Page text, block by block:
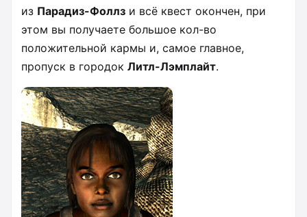
из Парадиз-Фоллз и всё квест окончен, при
этом вы получаете большое кол-во
положительной кармы и, самое главное,
пропуск в городок Литл-Лэмплайт.